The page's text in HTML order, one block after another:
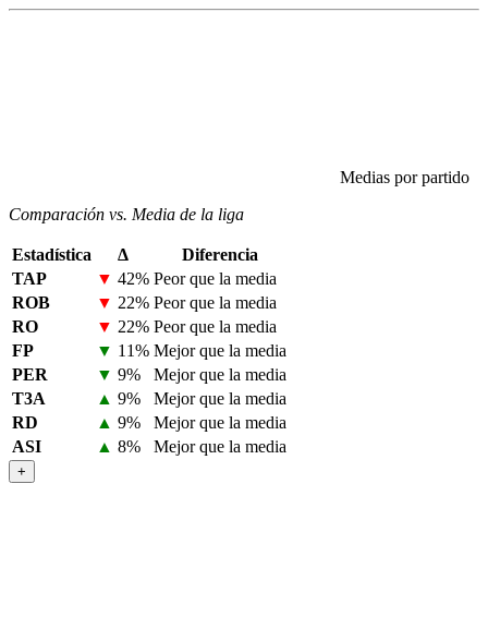
Medias por partido
Comparación vs. Media de la liga
Estadística Δ
Diferencia
TAP
▼ 42% Peor que la media
ROB
▼ 22% Peor que la media
RO
▼ 22% Peor que la media
FP
▼ 11% Mejor que la media
PER
▼ 9%
Mejor que la media
T3A
▲ 9%
Mejor que la media
RD
▲ 9%
Mejor que la media
ASI
▲ 8% Mejor que la media
+